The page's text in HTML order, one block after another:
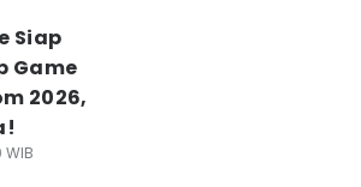
Siap
Game
2026,